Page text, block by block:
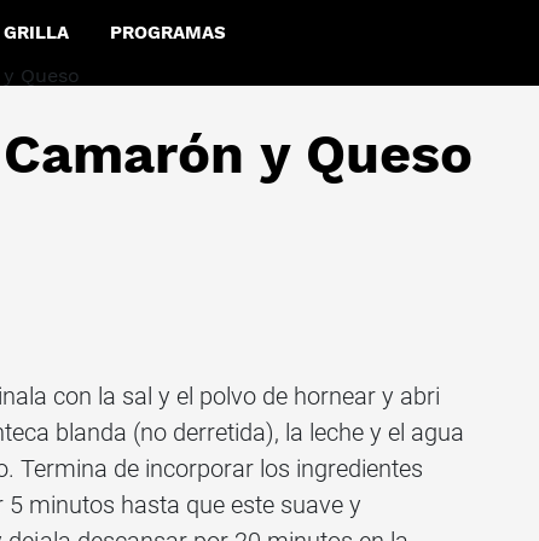
GRILLA PROGRAMAS
y Queso
con la sal y el polvo de hornear y abri
blanda (no derretida), la leche y el agua
Termina de incorporar los ingredientes
minutos hasta que este suave y